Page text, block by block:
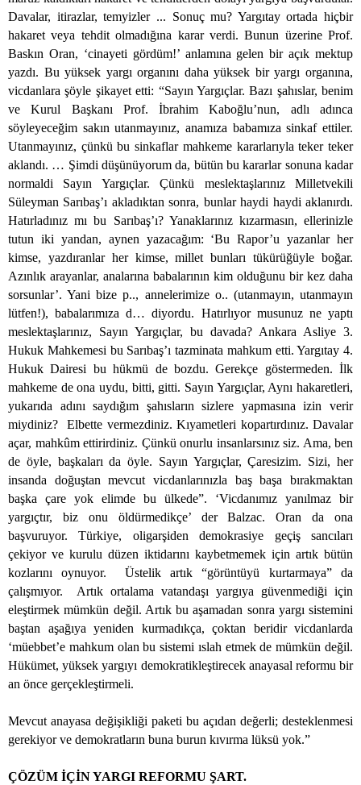
Davalar, itirazlar, temyizler ... Sonuç mu? Yargıtay ortada hiçbir
hakaret veya tehdit olmadığına karar verdi. Bunun üzerine Prof.
Baskın Oran, ‘cinayeti gördüm!’ anlamına gelen bir açık mektup
yazdı. Bu yüksek yargı organını daha yüksek bir yargı organına,
vicdanlara şöyle şikayet etti: “Sayın Yargıçlar. Bazı şahıslar, benim
ve Kurul Başkanı Prof. İbrahim Kaboğlu’nun, adlı adınca
söyleyeceğim sakın utanmayınız, anamıza babamıza sinkaf ettiler.
Utanmayınız, çünkü bu sinkaflar mahkeme kararlarıyla teker teker
aklandı. … Şimdi düşünüyorum da, bütün bu kararlar sonuna kadar
normaldi Sayın Yargıçlar. Çünkü meslektaşlarınız Milletvekili
Süleyman Sarıbaş’ı akladıktan sonra, bunlar haydi haydi aklanırdı.
Hatırladınız mı bu Sarıbaş’ı? Yanaklarınız kızarmasın, ellerinizle
tutun iki yandan, aynen yazacağım: ‘Bu Rapor’u yazanlar her
kimse, yazdıranlar her kimse, millet bunları tükürüğüyle boğar.
Azınlık arayanlar, analarına babalarının kim olduğunu bir kez daha
sorsunlar’. Yani bize p.., annelerimize o.. (utanmayın, utanmayın
lütfen!), babalarımıza d… diyordu. Hatırlıyor musunuz ne yaptı
meslektaşlarınız, Sayın Yargıçlar, bu davada? Ankara Asliye 3.
Hukuk Mahkemesi bu Sarıbaş’ı tazminata mahkum etti. Yargıtay 4.
Hukuk Dairesi bu hükmü de bozdu. Gerekçe göstermeden. İlk
mahkeme de ona uydu, bitti, gitti. Sayın Yargıçlar, Aynı hakaretleri,
yukarıda adını saydığım şahısların sizlere yapmasına izin verir
miydiniz?
Elbette vermezdiniz. Kıyametleri kopartırdınız. Davalar
açar, mahkûm ettirirdiniz. Çünkü onurlu insanlarsınız siz. Ama, ben
de öyle, başkaları da öyle. Sayın Yargıçlar, Çaresizim. Sizi, her
insanda doğuştan mevcut vicdanlarınızla baş başa bırakmaktan
başka çare yok elimde bu ülkede”. ‘Vicdanımız yanılmaz bir
yargıçtır, biz onu öldürmedikçe’ der Balzac. Oran da ona
başvuruyor. Türkiye, oligarşiden demokrasiye geçiş sancıları
çekiyor ve kurulu düzen iktidarını kaybetmemek için artık bütün
kozlarını oynuyor.
Üstelik artık “görüntüyü kurtarmaya” da
çalışmıyor.
Artık ortalama vatandaşı yargıya güvenmediği için
eleştirmek mümkün değil. Artık bu aşamadan sonra yargı sistemini
baştan aşağıya yeniden kurmadıkça, çoktan beridir vicdanlarda
‘müebbet’e mahkum olan bu sistemi ıslah etmek de mümkün değil.
Hükümet, yüksek yargıyı demokratikleştirecek anayasal reformu bir
an önce gerçekleştirmeli.
Mevcut anayasa değişikliği paketi bu açıdan değerli; desteklenmesi
gerekiyor ve demokratların buna burun kıvırma lüksü yok.”
ÇÖZÜM İÇİN YARGI REFORMU ŞART.